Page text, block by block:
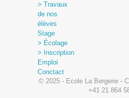
> Travaux
de nos
élèves
Stage
> Écolage
> Inscription
Emploi
Conctact
© 2025 - Ecole La Bergerie -
+41 21 864